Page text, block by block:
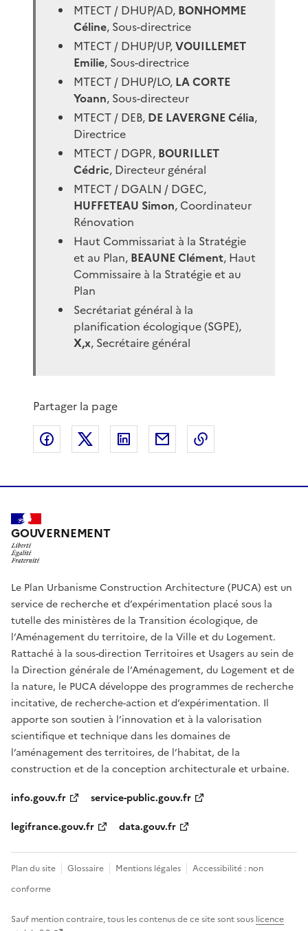
MTECT / DHUP/AD, BONHOMME
Céline, Sous-directrice
MTECT / DHUP/UP,VOUILLEMET
Emilie, Sous-directrice
MTECT / DHUP/LO, LA CORTE
Yoann, Sous-directeur
MTECT / DEB, DE LAVERGNE Célia,
Directrice
MTECT / DGPR, BOURILLET
Cédric, Directeur général
MTECT / DGALN / DGEC,
HUFFETEAU Simon, Coordinateur
Rénovation
Haut Commissariat à la Stratégie
et au Plan, BEAUNE Clément, Haut
Commissaire à la Stratégie et au
Plan
Secrétariat général à la
planification écologique (SGPE),
X,x, Secrétaire général
Partager la page
Partager sur Facebook
Partager sur XPartager sur LinkedIn
Partager par email
GOUVERNEMENT
Le Plan Urbanisme Construction Architecture (PUCA) est un
service de recherche et d’expérimentation placé sous la
tutelle des ministères de la Transition écologique, de
l’Aménagement du territoire, de la Ville et du Logement.
Rattaché à la sous-direction Territoires et Usagers au sein de
la Direction générale de l’Aménagement, du Logement et de
la nature, le PUCA développe des programmes de recherche
incitative, de recherche-action et d’expérimentation. Il
apporte son soutien à l’innovation et à la valorisation
scientifique et technique dans les domaines de
l’aménagement des territoires, de l’habitat, de la
construction et de la conception architecturale et urbaine.
info.gouv.fr
service-public.gouv.fr
legifrance.gouv.fr
data.gouv.fr
Plan du site Glossaire Mentions légales
Accessibilité : non
conforme
Sauf mention contraire, tous les contenus de ce site sont sous licence